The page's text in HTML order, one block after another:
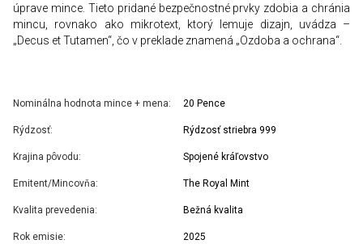
úprave mince. Tieto pridané bezpečnostné prvky zdobia a chránia
mincu, rovnako ako mikrotext, ktorý lemuje dizajn, uvádza –
„Decus et Tutamen“, čo v preklade znamená „Ozdoba a ochrana“.
Nominálna hodnota mince + mena: 20 Pence
Rýdzosť: Rýdzosť striebra 999
Krajina pôvodu: Spojené kráľovstvo
Emitent/Mincovňa: The Royal Mint
Kvalita prevedenia: Bežná kvalita
Rok emisie: 2025